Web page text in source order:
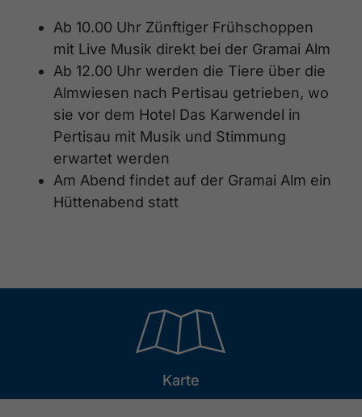
Ab 10.00 Uhr Zünftiger Frühschoppen
mit Live Musik direkt bei der Gramai Alm
Ab 12.00 Uhr werden die Tiere über die
Almwiesen nach Pertisau getrieben, wo
sie vor dem Hotel Das Karwendel in
Pertisau mit Musik und Stimmung
erwartet werden
Am Abend findet auf der Gramai Alm ein
Hüttenabend statt
🞝
Karte